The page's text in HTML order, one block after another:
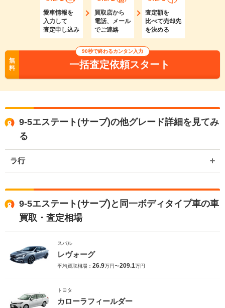
愛車情報を
入力して
査定申し込み
買取店から
電話、メール
でご連絡
査定額を
比べて売却先
を決める
無
料
90秒で終わるカンタン入力
一括査定依頼スタート
9-5エステート(サーブ)の他グレード詳細を見てみ
る
ラ行
9-5エステート(サーブ)と同一ボディタイプ車の車
買取・査定相場
スバル
レヴォーグ
平均買取相場： 26.9万円〜209.1万円
トヨタ
カローラフィールダー